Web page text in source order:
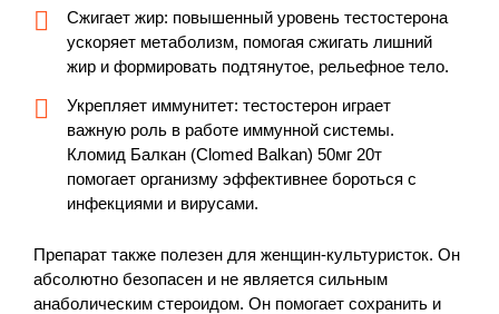
Сжигает жир: повышенный уровень тестостерона
ускоряет метаболизм, помогая сжигать лишний
жир и формировать подтянутое, рельефное тело.
Укрепляет иммунитет: тестостерон играет
важную роль в работе иммунной системы.
Кломид Балкан (Clomed Balkan) 50мг 20т
помогает организму эффективнее бороться с
инфекциями и вирусами.
Препарат также полезен для женщин-культуристок. Он
абсолютно безопасен и не является сильным
анаболическим стероидом. Он помогает сохранить и